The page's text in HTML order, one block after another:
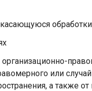
организационно-
или
а также